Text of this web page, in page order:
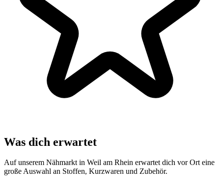
Was dich erwartet
Auf unserem Nähmarkt in Weil am Rhein erwartet dich vor Ort eine
große Auswahl an Stoffen, Kurzwaren und Zubehör.